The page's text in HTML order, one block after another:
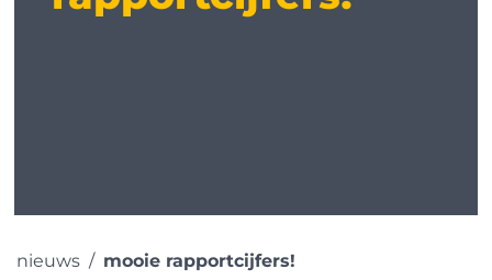
nieuws mooie rapportcijfers!